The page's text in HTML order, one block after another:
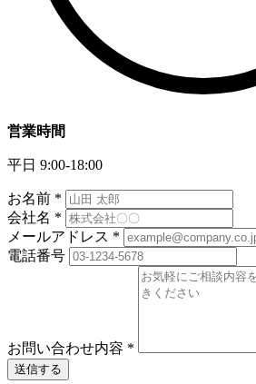
営業時間
平日 9:00-18:00
お名前 *
会社名 *
メールアドレス *
電話番号
お問い合わせ内容 *
送信する